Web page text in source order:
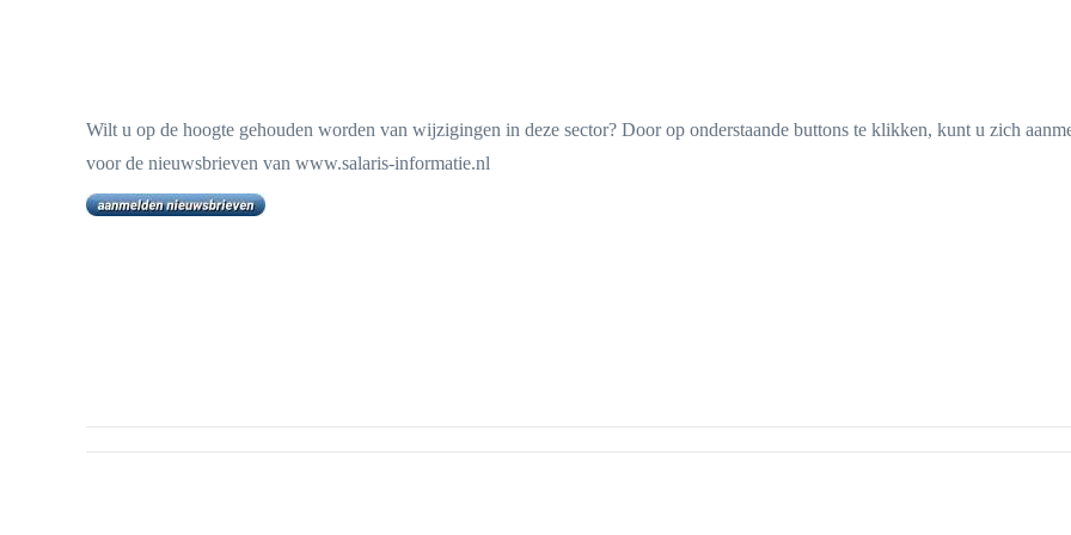
Wilt u op de hoogte gehouden worden van wijzigingen in deze sector? Door op onderstaande buttons te klikken, kunt u zich
voor de nieuwsbrieven van www.salaris-informatie.nl